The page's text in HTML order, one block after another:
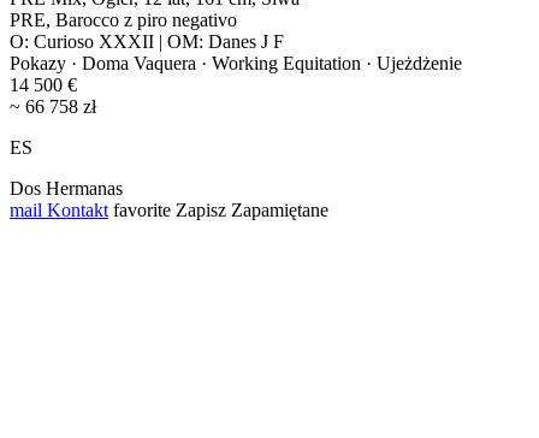
PRE, Barocco z piro negativo
O: Curioso XXXII | OM: Danes J F
Pokazy · Doma Vaquera · Working Equitation · Ujeżdżenie
14 500 €
~ 66 758 zł
ES
Dos Hermanas
mail Kontakt favorite Zapisz Zapamiętane